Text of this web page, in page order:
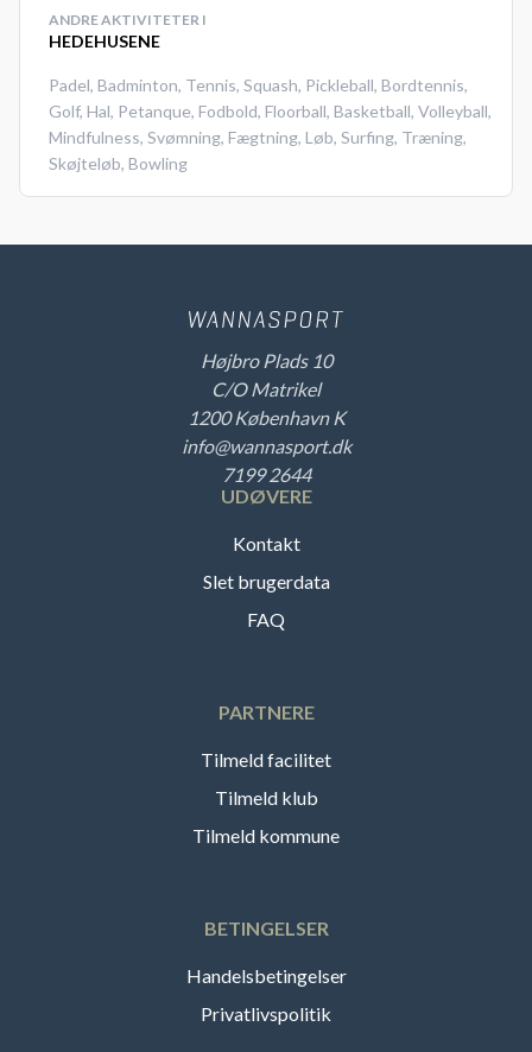
ANDRE AKTIVITETER I
HEDEHUSENE
Padel, Badminton, Tennis, Squash, Pickleball, Bordtennis,
Golf, Hal, Petanque, Fodbold, Floorball, Basketball, Volleyball,
Mindfulness, Svømning, Fægtning, Løb, Surfing, Træning,
Skøjteløb, Bowling
Højbro Plads 10
C/O Matrikel
1200 København K
info@wannasport.dk
7199 2644
UDØVERE
Kontakt
Slet brugerdata
FAQ
PARTNERE
Tilmeld facilitet
Tilmeld klub
Tilmeld kommune
BETINGELSER
Handelsbetingelser
Privatlivspolitik